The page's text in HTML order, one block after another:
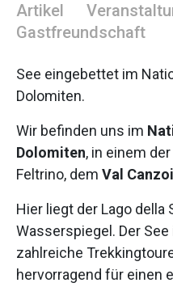
Artikel
Gastfreundschaft
See eingebettet im
Dolomiten.
Wir befinden uns im
Dolomiten, in einem
Feltrino, dem Val Canzoi
Hier liegt der Lago della
Wasserspiegel. Der
zahlreiche
hervorragend für einen